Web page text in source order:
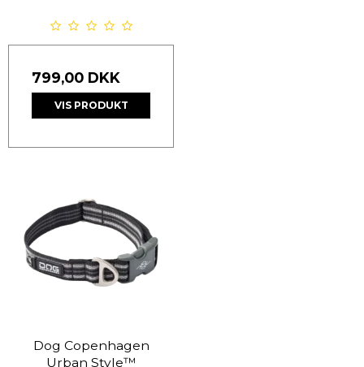
799,00 DKK
VIS PRODUKT
Dog Copenhagen
Urban Style™